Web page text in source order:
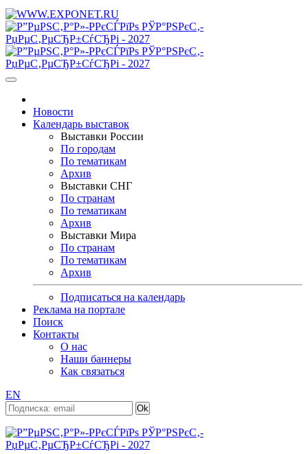
Новости
Календарь выставок
Выставки России
По городам
По тематикам
Архив
Выставки СНГ
По странам
По тематикам
Архив
Выставки Мира
По странам
По тематикам
Архив
Подписаться на календарь
Реклама на портале
Поиск
Контакты
О нас
Наши баннеры
Как связаться
EN